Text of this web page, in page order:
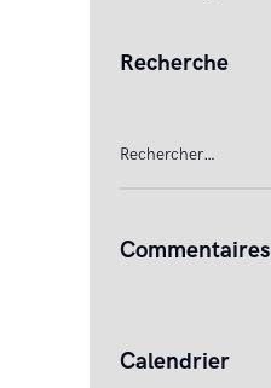
Recherche
Rechercher :
Commentaires
Calendrier